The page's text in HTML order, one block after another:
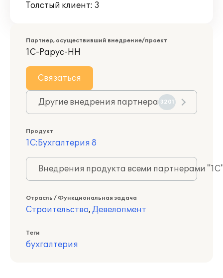
Толстый клиент: 3
Партнер, осуществивший внедрение/проект
1С-Рарус-НН
Связаться
Другие внедрения партнера 3201
Продукт
1С:Бухгалтерия 8
Внедрения продукта всеми партнерами
Отрасль / Функциональная задача
Строительство, Девелопмент
Теги
бухгалтерия